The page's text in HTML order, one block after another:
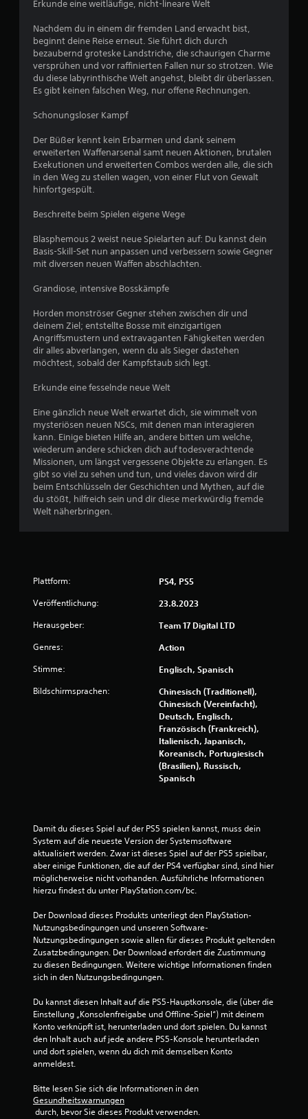
6
4
1
w
u
e
n
t
e
D
u
k
a
n
t
d
a
s
S
i
l
s
p
e
e
n
,
o
h
e
i
e
b
e
r
ü
h
r
u
f
n
h
e
e
m
e
n
t
e
b
d
i
e
n
e
n
z
u
m
ü
s
s
e
n
.
Erkunde eine weitläufige, nicht-lineare Welt
Nachdem du in einem dir fremden Land erwacht bist,
beginnt deine Reise erneut. Sie führt dich durch
bezaubernd groteske Landstriche, die schaurigen Charme
versprühen und vor raffinierten Fallen nur so strotzen. Wie
du diese labyrinthische Welt angehst, bleibt dir überlassen.
Es gibt keinen falschen Weg, nur offene Rechnungen.
Schonungsloser Kampf
Der Büßer kennt kein Erbarmen und dank seinem
erweiterten Waffenarsenal samt neuen Aktionen, brutalen
Exekutionen und erweiterten Combos werden alle, die sich
in den Weg zu stellen wagen, von einer Flut von Gewalt
hinfortgespült.
Beschreite beim Spielen eigene Wege
Blasphemous 2 weist neue Spielarten auf: Du kannst dein
Basis-Skill-Set nun anpassen und verbessern sowie Gegner
mit diversen neuen Waffen abschlachten.
Grandiose, intensive Bosskämpfe
Horden monströser Gegner stehen zwischen dir und
deinem Ziel; entstellte Bosse mit einzigartigen
Angriffsmustern und extravaganten Fähigkeiten werden
dir alles abverlangen, wenn du als Sieger dastehen
möchtest, sobald der Kampfstaub sich legt.
Erkunde eine fesselnde neue Welt
Eine gänzlich neue Welt erwartet dich, sie wimmelt von
mysteriösen neuen NSCs, mit denen man interagieren
kann. Einige bieten Hilfe an, andere bitten um welche,
wiederum andere schicken dich auf todesverachtende
Missionen, um längst vergessene Objekte zu erlangen. Es
gibt so viel zu sehen und tun, und vieles davon wird dir
beim Entschlüsseln der Geschichten und Mythen, auf die
du stößt, hilfreich sein und dir diese merkwürdig fremde
Welt näherbringen.
Plattform: PS4, PS5
Veröffentlichung: 23.8.2023
Herausgeber: Team 17 Digital LTD
Genres: Action
Stimme: Englisch, Spanisch
Bildschirmsprachen:
Chinesisch (Traditionell),
Chinesisch (Vereinfacht),
Deutsch, Englisch,
Französisch (Frankreich),
Italienisch, Japanisch,
Koreanisch, Portugiesisch
(Brasilien), Russisch,
Spanisch
Damit du dieses Spiel auf der PS5 spielen kannst, muss dein
System auf die neueste Version der Systemsoftware
aktualisiert werden. Zwar ist dieses Spiel auf der PS5 spielbar,
aber einige Funktionen, die auf der PS4 verfügbar sind, sind hier
möglicherweise nicht vorhanden. Ausführliche Informationen
hierzu findest du unter PlayStation.com/bc.
Der Download dieses Produkts unterliegt den PlayStation-
Nutzungsbedingungen und unseren Software-
Nutzungsbedingungen sowie allen für dieses Produkt geltenden
Zusatzbedingungen. Der Download erfordert die Zustimmung
zu diesen Bedingungen. Weitere wichtige Informationen finden
sich in den Nutzungsbedingungen.
Du kannst diesen Inhalt auf die PS5-Hauptkonsole, die (über die
Einstellung „Konsolenfreigabe und Offline-Spiel“) mit deinem
Konto verknüpft ist, herunterladen und dort spielen. Du kannst
den Inhalt auch auf jede andere PS5-Konsole herunterladen
und dort spielen, wenn du dich mit demselben Konto
anmeldest.
Bitte lesen Sie sich die Informationen in den
Gesundheitswarnungen
durch, bevor Sie dieses Produkt verwenden.